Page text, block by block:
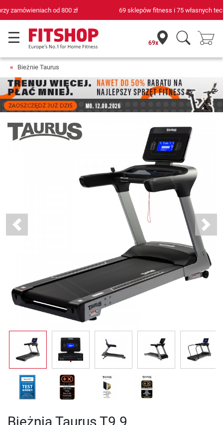
69 sklepów fitness i 75 własnych techników serwisowych
69x
Bieżnie Taurus
Previous Next